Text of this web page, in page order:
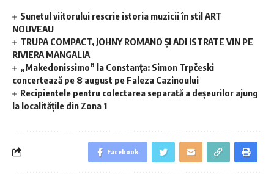
Sunetul viitorului rescrie istoria muzicii în stil ART
NOUVEAU
TRUPA COMPACT, JOHNY ROMANO ȘI ADI ISTRATE VIN PE
RIVIERA MANGALIA
„Makedonissimo” la Constanța: Simon Trpčeski
concertează pe 8 august pe Faleza Cazinoului
Recipientele pentru colectarea separată a deșeurilor ajung
la localitățile din Zona 1
Facebook